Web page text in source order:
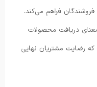
فراهم می‌کند.
معنای دریافت محصولات
که رضایت مشتریان نهایی